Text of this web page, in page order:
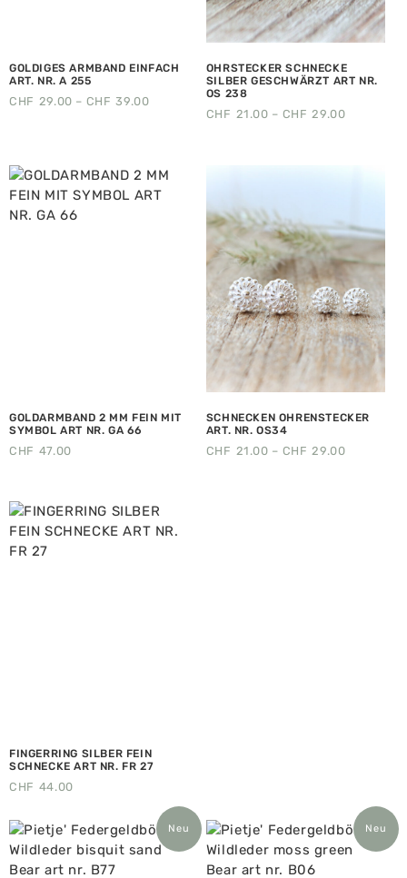
GOLDIGES ARMBAND EINFACH
ART. NR. A 255
CHF 29.00 – CHF 39.00
OHRSTECKER SCHNECKE
SILBER GESCHWÄRZT ART NR.
OS 238
CHF 21.00 – CHF 29.00
GOLDARMBAND 2 MM FEIN MIT
SYMBOL ART NR. GA 66
CHF 47.00
SCHNECKEN OHRENSTECKER
ART. NR. OS34
CHF 21.00 – CHF 29.00
FINGERRING SILBER FEIN
SCHNECKE ART NR. FR 27
CHF 44.00
Neu Neu